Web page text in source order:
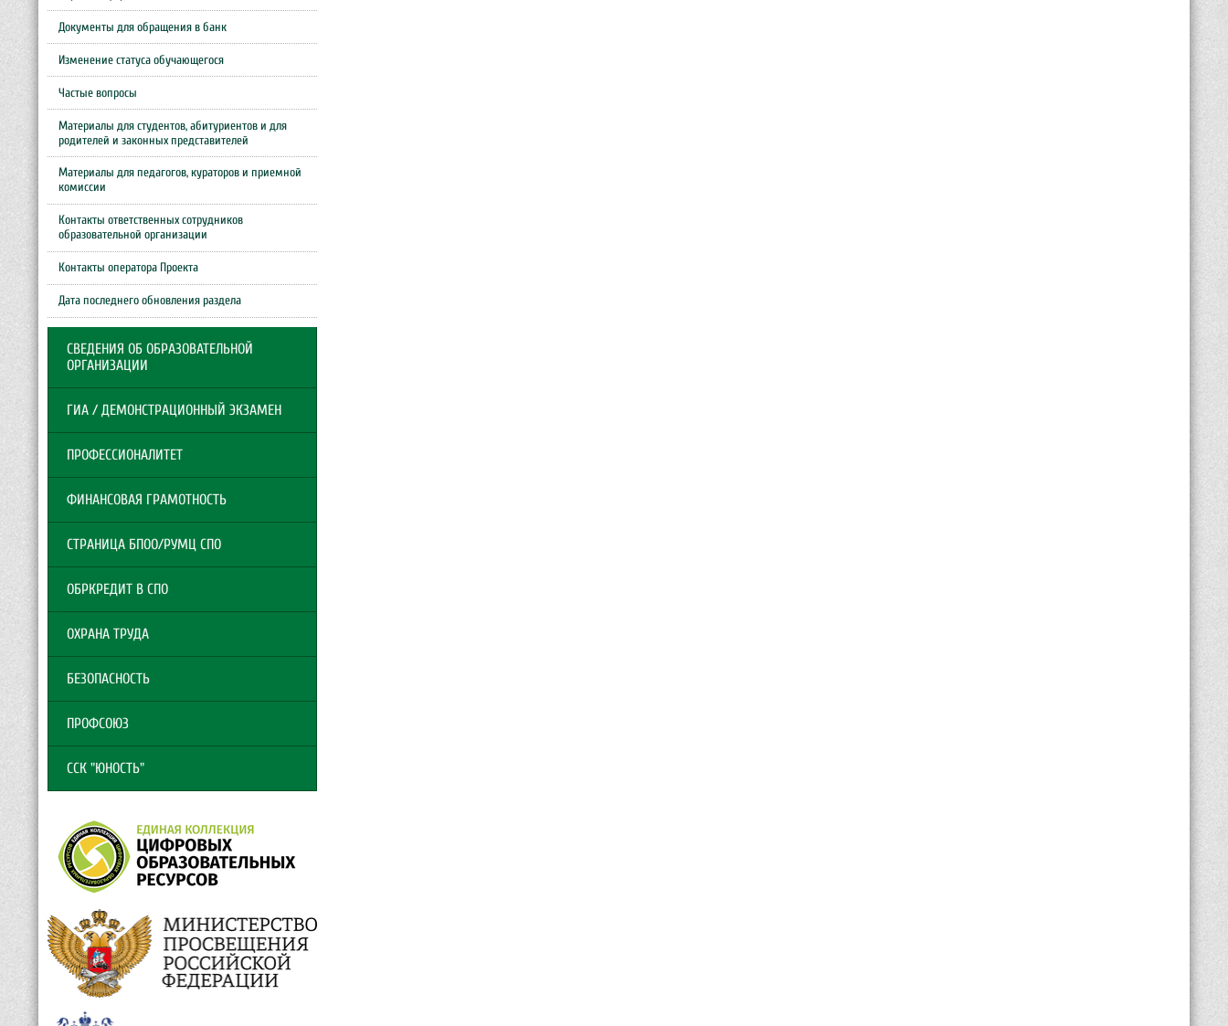
Документы для обращения в банк
Изменение статуса обучающегося
Частые вопросы
Материалы для студентов, абитуриентов и для
родителей и законных представителей
Материалы для педагогов, кураторов и приемной
комиссии
Контакты ответственных сотрудников
образовательной организации
Контакты оператора Проекта
Дата последнего обновления раздела
СВЕДЕНИЯ ОБ ОБРАЗОВАТЕЛЬНОЙ
ОРГАНИЗАЦИИ
ГИА / ДЕМОНСТРАЦИОННЫЙ ЭКЗАМЕН
ПРОФЕССИОНАЛИТЕТ
ФИНАНСОВАЯ ГРАМОТНОСТЬ
СТРАНИЦА БПОО/РУМЦ СПО
ОБРКРЕДИТ В СПО
ОХРАНА ТРУДА
БЕЗОПАСНОСТЬ
ПРОФСОЮЗ
ССК "ЮНОСТЬ"